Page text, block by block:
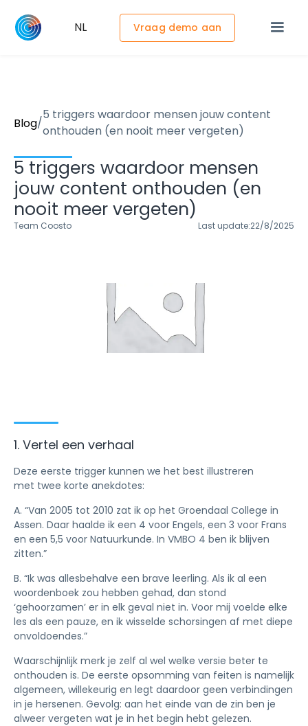
Vraag demo aan
NL
Blog/
5 triggers waardoor mensen jouw content
onthouden (en nooit meer vergeten)
5 triggers waardoor mensen
jouw content onthouden (en
nooit meer vergeten)
Team Coosto Last update:22/8/2025
1. Vertel een verhaal
Deze eerste trigger kunnen we het best illustreren
met twee korte anekdotes:
A. “Van 2005 tot 2010 zat ik op het Groendaal College in
Assen. Daar haalde ik een 4 voor Engels, een 3 voor Frans
en een 5,5 voor Natuurkunde. In VMBO 4 ben ik blijven
zitten.”
B. “Ik was allesbehalve een brave leerling. Als ik al een
woordenboek zou hebben gehad, dan stond
‘gehoorzamen’ er in elk geval niet in. Voor mij voelde elke
les als een pauze, en ik wisselde schorsingen af met diepe
onvoldoendes.”
Waarschijnlijk merk je zelf al wel welke versie beter te
onthouden is. De eerste opsomming van feiten is namelijk
algemeen, willekeurig en legt daardoor geen verbindingen
in je hersenen. Gevolg: aan het einde van de zin ben je
alweer vergeten wat je in het begin hebt gelezen.